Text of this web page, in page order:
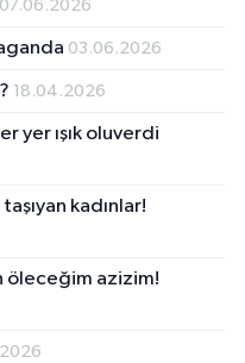
07.06.2026
03.06.2026
18.04.2026
yer ışık oluverdi
kadınlar!
öleceğim azizim!